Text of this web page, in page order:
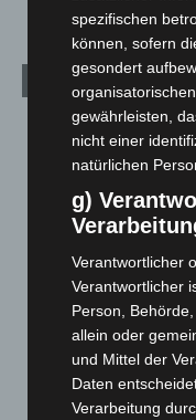
Kategorien
Blaulicht
Corona-News
Hannover und Region
Langenhagen und
Leserbriefe
Menschen
Über uns
Veranstaltungen
spezifischen
können, sofern
gesondert
gewährleisten,
nicht einer
natürlichen
g)
Verantwortlicher
Verantwortlicher
Person,
allein oder
und Mittel der
Daten
Verarbeitung